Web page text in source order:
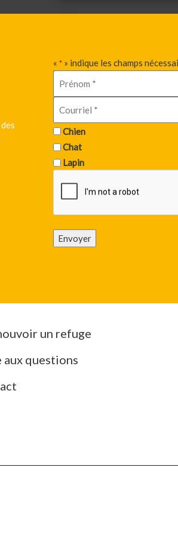
« * » indique les champs
Chien
Chat
Lapin
Envoyer
un refuge
aux questions